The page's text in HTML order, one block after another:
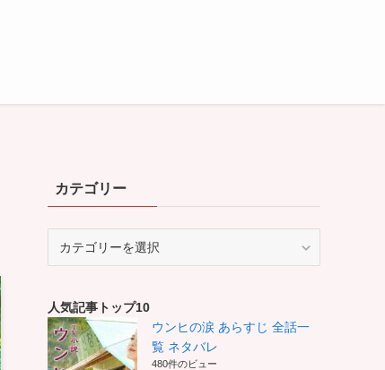
カテゴリー
ー
人気記事トップ10
ウンヒの涙 あらすじ 全話一
覧 ネタバレ
480件のビュー